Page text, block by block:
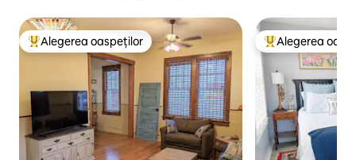
Locuință din topul categoriei Alegerea oaspeților
Alegerea oaspeților Locuință din
Alegerea